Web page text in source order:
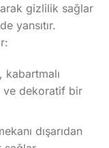
gizlilik sağlar
yansıtır.
ve dekoratif bir
dışarıdan